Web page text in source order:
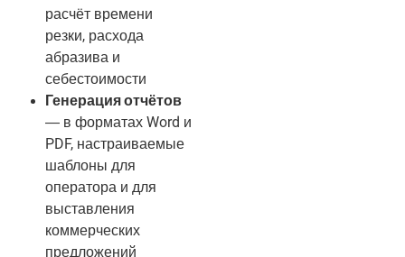
расчёт времени
резки, расхода
абразива и
себестоимости
Генерация отчётов
— в форматах Word и
PDF, настраиваемые
шаблоны для
оператора и для
выставления
коммерческих